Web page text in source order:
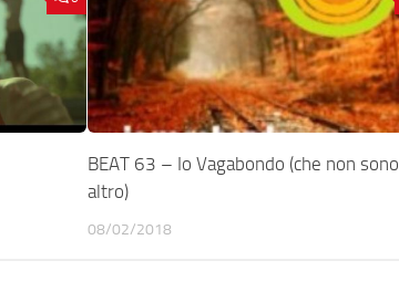
BEAT 63 – Io Vagabondo (che non sono
altro)
08/02/2018